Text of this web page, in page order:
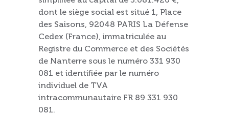
dont le siège social est situé 1, Place
des Saisons, 92048 PARIS La Défense
Cedex (France), immatriculée au
Registre du Commerce et des Sociétés
de Nanterre sous le numéro 331 930
081 et identifiée par le numéro
individuel de TVA
intracommunautaire FR 89 331 930
081.